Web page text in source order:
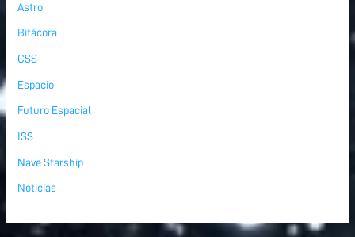
Astro
Bitácora
CSS
Espacio
Futuro Espacial
ISS
Nave Starship
Noticias